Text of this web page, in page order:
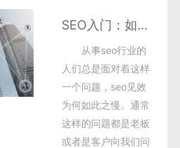
营销推广
SEO建站
SEO入门：如何提升SEO原创速度和质量?
从事seo行业的
人们总是面对着这样
一个问题，seo见效
为何如此之慢。通常
这样的问题都是老板
或者是客户向我们问